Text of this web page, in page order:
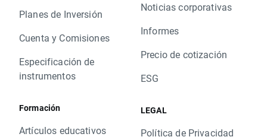
Planes de Inversión
Cuenta y Comisiones
Especificación de
instrumentos
Formación
Artículos educativos
Noticias corporativas
Informes
Precio de cotización
ESG
LEGAL
Política de Privacidad